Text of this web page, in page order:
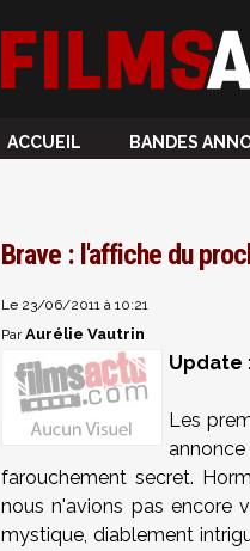
ACCUEIL BANDES
Brave : l'affiche du
Le 23/06/2011 à 10:21
ParAurélie Vautrin
Update
Les
farouchement secret.
nous n'avions pas encore
mystique, diablement